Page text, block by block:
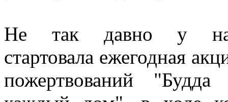
Не так давно у
стартовала ежегодная
пожертвований "Будда